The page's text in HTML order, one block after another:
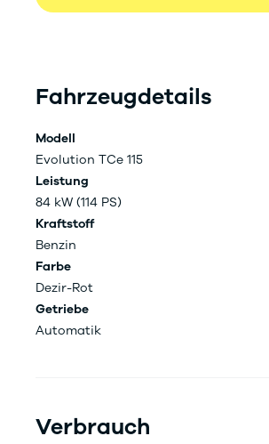
Fahrzeugdetails
Modell
Evolution TCe 115
Leistung
84 kW (114 PS)
Kraftstoff
Benzin
Farbe
Dezir-Rot
Getriebe
Automatik
Verbrauch